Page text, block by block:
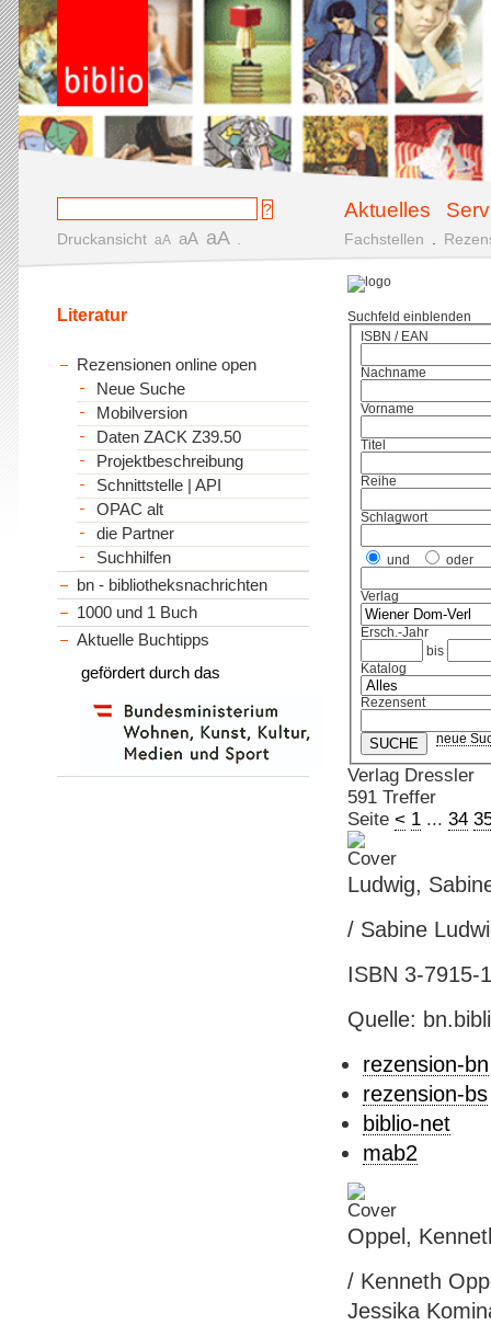
Aktuelles
Druckansicht aA aA aA Fachstellen
Suchfeld einblenden
ISBN / EAN
Nachname
Vorname
Titel
Reihe
Schlagwort
und oder
Verlag
Ersch.-Jahr
bis
Katalog
Rezensent
neue
Verlag Dressler
591 Treffer
Seite < 1... 34
Ludwig,
/ Sabine
ISBN 3-7915-
Quelle:
rezension-bn
rezension-bs
biblio-net
mab2
Oppel,
/ Kenneth
Jessika
Literatur
Rezensionen online open
Neue Suche
Mobilversion
Daten ZACK Z39.50
Projektbeschreibung
Schnittstelle | API
OPAC alt
die Partner
Suchhilfen
bn - bibliotheksnachrichten
1000 und 1 Buch
Aktuelle Buchtipps
gefördert durch das